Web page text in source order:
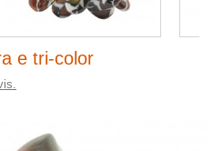
e tri-color